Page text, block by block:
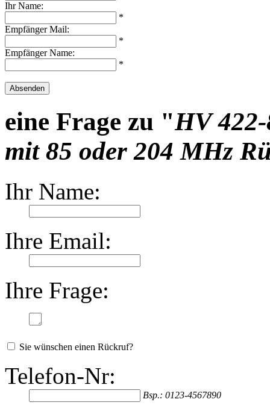
Ihr Name:
*
Empfänger Mail:
*
Empfänger Name:
*
Absenden
eine Frage zu "HV
mit 85 oder 204 MHz
Ihr Name:
Ihre Email:
Ihre Frage:
Sie wünschen einen Rückruf?
Telefon-Nr:
Bsp.: 0123-4567890